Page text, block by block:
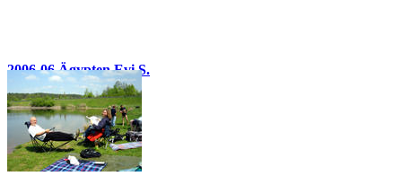
2006-06 Ägypten Evi S.
45 Bilder